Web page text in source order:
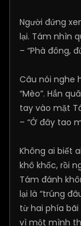
Người đứng
lại. Tám nhìn
– “Phà đông,
Câu nói nghe
“Mèo”. Hắn
tay vào mặt
– “Ở đây tao
Không ai biết
khô khốc, rồi
Tám đánh
lại là “trúng
từ hai phía bãi
vì một mình